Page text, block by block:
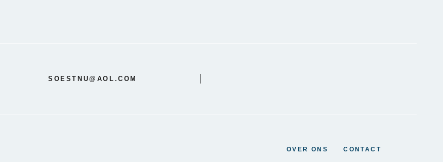
SOESTNU@AOL.COM
OVER ONS CONTACT